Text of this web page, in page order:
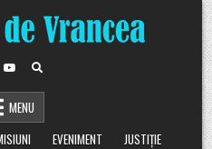
MENU
EVENIMENT
JUSTIȚIE